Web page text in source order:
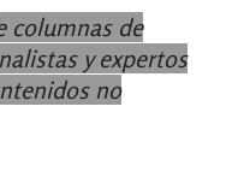
columnas de
y expertos
no